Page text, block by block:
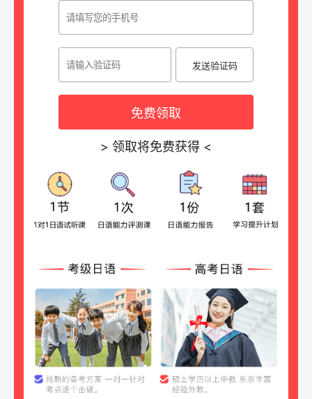
发送验证码
免费领取
> 领取将免费获得 <